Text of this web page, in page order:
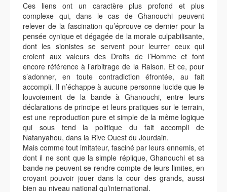
Ces liens ont un caractère plus profond et plus
complexe qui, dans le cas de Ghanouchi peuvent
relever de la fascination qu’éprouve ce dernier pour la
pensée cynique et dégagée de la morale culpabilisante,
dont les sionistes se servent pour leurrer ceux qui
croient aux valeurs des Droits de l’Homme et font
encore référence à l’arbitrage de la Raison. Et ce, pour
s’adonner, en toute contradiction éfrontée, au fait
accompli. Il n’échappe à aucune personne lucide que le
louvoiement de la bande à Ghanouchi, entre leurs
déclarations de principe et leurs pratiques sur le terrain,
est une reproduction pure et simple de la même logique
qui sous tend la politique du fait accompli de
Natanyahou, dans la Rive Ouest du Jourdain.
Mais comme tout imitateur, fasciné par leurs ennemis, et
dont il ne sont que la simple réplique, Ghanouchi et sa
bande ne peuvent se rendre compte de leurs limites, en
croyant pouvoir jouer dans la cour des grands, aussi
bien au niveau national qu’international.